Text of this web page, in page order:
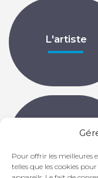
Pour offrir les meilleures
telles que les cookies
L'artiste
Partitions